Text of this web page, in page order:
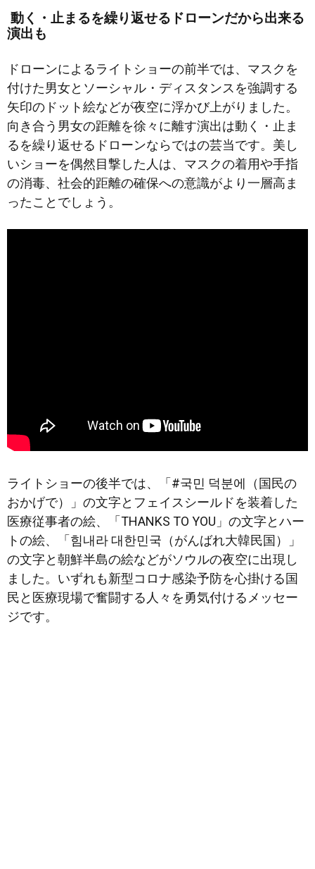
動く・止まるを繰り返せるドローンだから出来る
演出も
ドローンによるライトショーの前半では、マスクを
付けた男女とソーシャル・ディスタンスを強調する
矢印のドット絵などが夜空に浮かび上がりました。
向き合う男女の距離を徐々に離す演出は動く・止ま
るを繰り返せるドローンならではの芸当です。美し
いショーを偶然目撃した人は、マスクの着用や手指
の消毒、社会的距離の確保への意識がより一層高ま
ったことでしょう。
ライトショーの後半では、「#국민 덕분에（国民の
おかげで）」の文字とフェイスシールドを装着した
医療従事者の絵、「THANKS TO YOU」の文字とハー
トの絵、「힘내라 대한민국（がんばれ大韓民国）」
の文字と朝鮮半島の絵などがソウルの夜空に出現し
ました。いずれも新型コロナ感染予防を心掛ける国
民と医療現場で奮闘する人々を勇気付けるメッセー
ジです。